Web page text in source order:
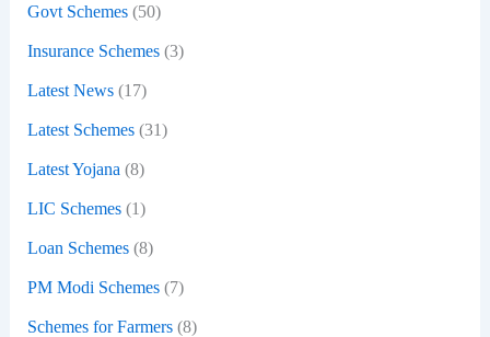
Govt Schemes(50)
Insurance Schemes(3)
Latest News(17)
Latest Schemes(31)
Latest Yojana (8)
LIC Schemes(1)
Loan Schemes(8)
PM Modi Schemes(7)
Schemes for Farmers(8)